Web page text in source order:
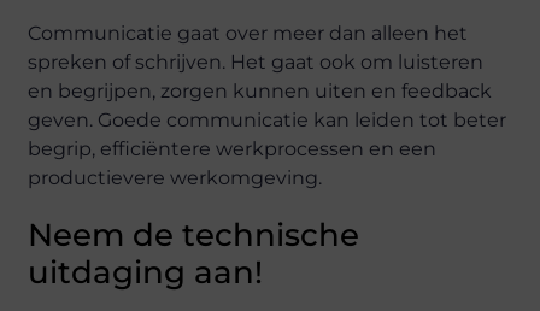
Communicatie gaat over meer dan alleen het
spreken of schrijven. Het gaat ook om luisteren
en begrijpen, zorgen kunnen uiten en feedback
geven. Goede communicatie kan leiden tot beter
begrip, efficiëntere werkprocessen en een
productievere werkomgeving.
Neem de technische
uitdaging aan!